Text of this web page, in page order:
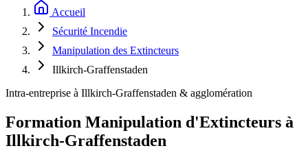
Accueil
Sécurité Incendie
Manipulation des Extincteurs
Illkirch-Graffenstaden
Intra-entreprise à Illkirch-Graffenstaden & agglomération
Formation Manipulation d'Extincteurs à
Illkirch-Graffenstaden